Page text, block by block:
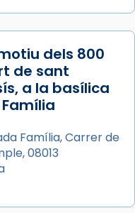
dels 800
de sant
a la basílica
Família, Carrer de
08013